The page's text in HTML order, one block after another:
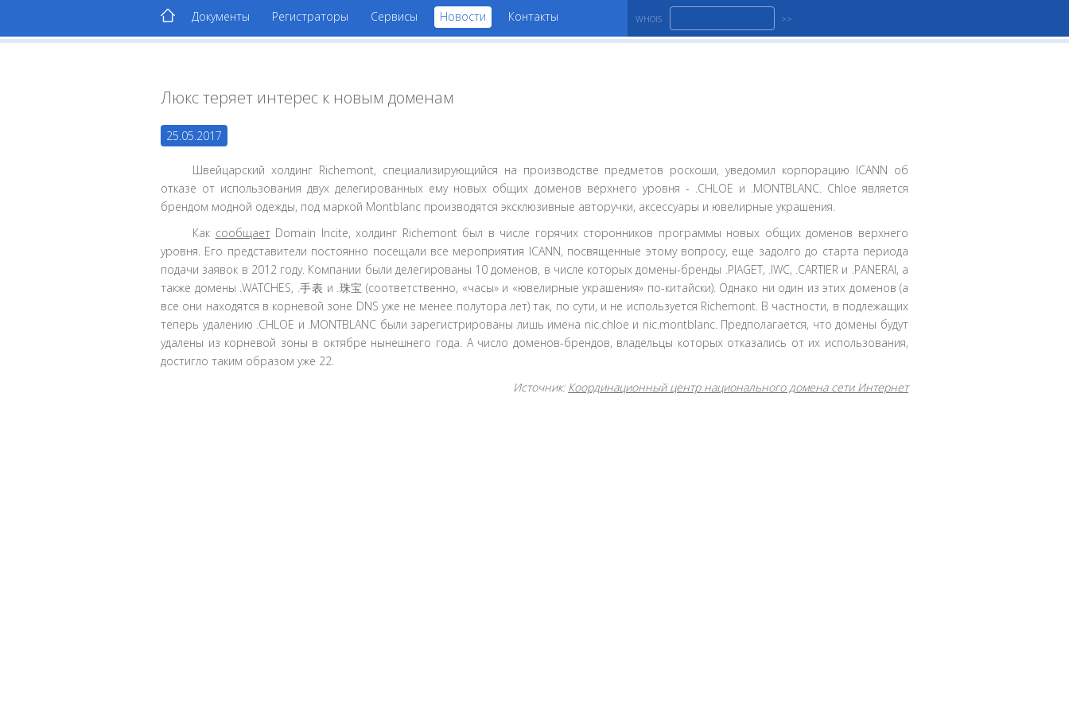
Документы Регистраторы Сервисы Новости Контакты WHOIS
Люкс теряет интерес к новым доменам
25.05.2017
Швейцарский холдинг Richemont, специализирующийся на производстве предметов роскоши, уведомил корпорацию ICANN об
отказе от использования двух делегированных ему новых общих доменов верхнего уровня - .CHLOE и .MONTBLANC. Chloe является
брендом модной одежды, под маркой Montblanc производятся эксклюзивные авторучки, аксессуары и ювелирные украшения.
Как сообщаетDomain Incite, холдинг Richemont был в числе горячих сторонников программы новых общих доменов верхнего
уровня. Его представители постоянно посещали все мероприятия ICANN, посвященные этому вопросу, еще задолго до старта периода
подачи заявок в 2012 году. Компании были делегированы 10 доменов, в числе которых домены-бренды .PIAGET, .IWC, .CARTIER и .PANERAI, а
также домены .WATCHES, .手表 и .珠宝 (соответственно, «часы» и «ювелирные украшения» по-китайски). Однако ни один из этих доменов (а
все они находятся в корневой зоне DNS уже не менее полутора лет) так, по сути, и не используется Richemont. В частности, в подлежащих
теперь удалению .CHLOE и .MONTBLANC были зарегистрированы лишь имена nic.chloe и nic.montblanc. Предполагается, что домены будут
удалены из корневой зоны в октябре нынешнего года. А число доменов-брендов, владельцы которых отказались от их использования,
достигло таким образом уже 22.
Источник: Координационный центр национального домена сети Интернет